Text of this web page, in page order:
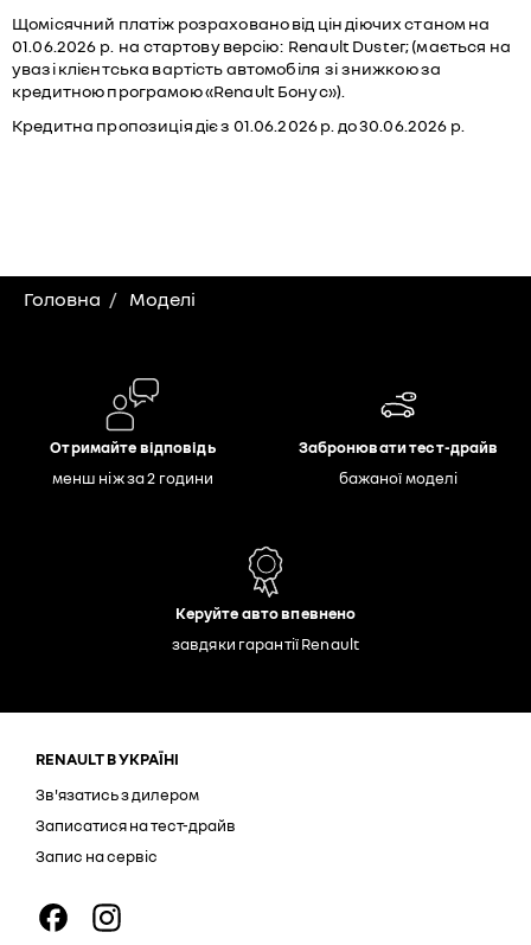
Щомісячний платіж розраховано від цін діючих станом на
01.06.2026 р. на стартову версію: Renault Duster; (мається на
увазі клієнтська вартість автомобіля зі знижкою за
кредитною програмою «Renault Бонус»).
Кредитна пропозиція діє з 01.06.2026 р. до 30.06.2026 р.
Головна Моделі
Отримайте відповідь
менш ніж за 2 години
Забронювати тест-драйв
бажаної моделі
Керуйте авто впевнено
завдяки гарантії Renault
RENAULT В УКРАЇНІ
Зв'язатись з дилером
Записатися на тест-драйв
Запис на сервіс